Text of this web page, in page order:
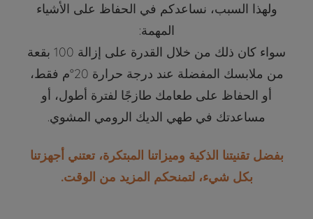
ولهذا السبب، نساعدكم في الحفاظ على الأشياء
المهمة:
سواء كان ذلك من خلال القدرة على إزالة 100 بقعة
من ملابسك المفضلة عند درجة حرارة 20°م فقط،
أو الحفاظ على طعامك طازجًا لفترة أطول، أو
مساعدتك في طهي الديك الرومي المشوي.
بفضل تقنيتنا الذكية وميزاتنا المبتكرة، تعتني أجهزتنا
بكل شيء، لتمنحكم المزيد من الوقت.